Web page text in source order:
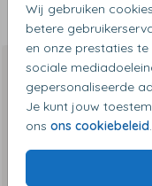
Wij gebruiken
betere
en onze prestaties
sociale
gepersonaliseerde
Je kunt jouw
ons ons cookiebeleid.
Dit vind je